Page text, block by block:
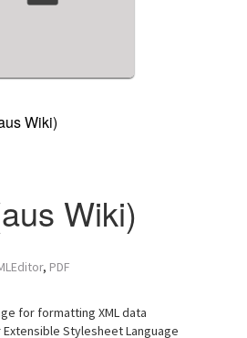
Wiki)
Wiki)
, PDF
for formatting XML data
Extensible Stylesheet Language